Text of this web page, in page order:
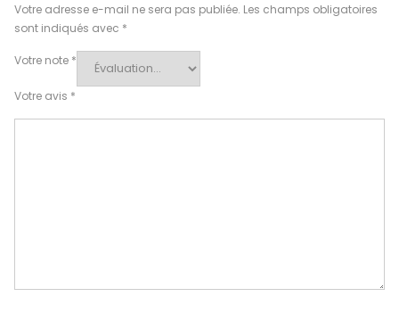
Votre adresse e-mail ne sera pas publiée. Les champs obligatoires
sont indiqués avec *
Votre note *
Votre avis *